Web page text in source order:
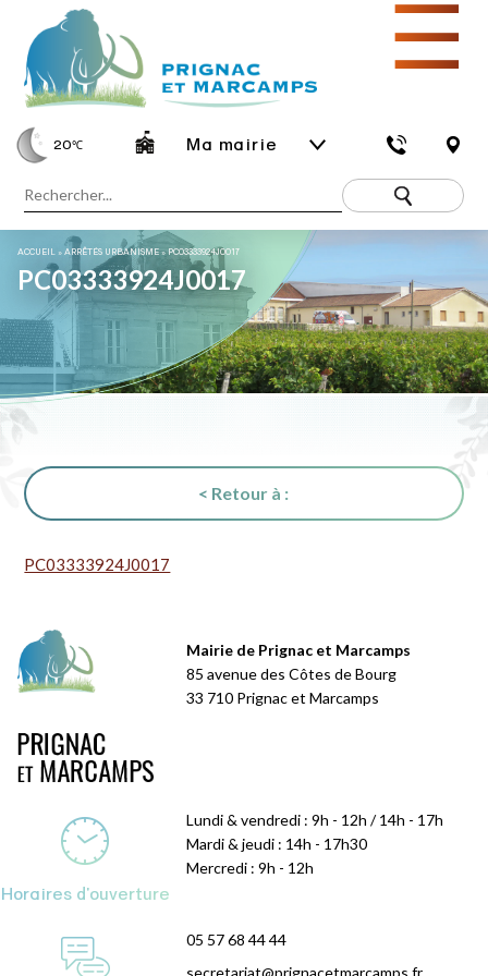
20℃ Ma mairie
☰
ACCUEIL »ARRÊTÉS URBANISME»PC03333924J0017
PC03333924J0017
< Retour à :
PC03333924J0017
Mairie de Prignac et Marcamps
85 avenue des Côtes de Bourg
33 710 Prignac et Marcamps
Horaires d'ouverture
Lundi & vendredi : 9h - 12h / 14h - 17h
Mardi & jeudi : 14h - 17h30
Mercredi : 9h - 12h
05 57 68 44 44